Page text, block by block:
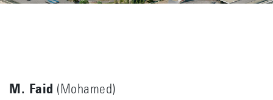
M. Faid (Mohamed)